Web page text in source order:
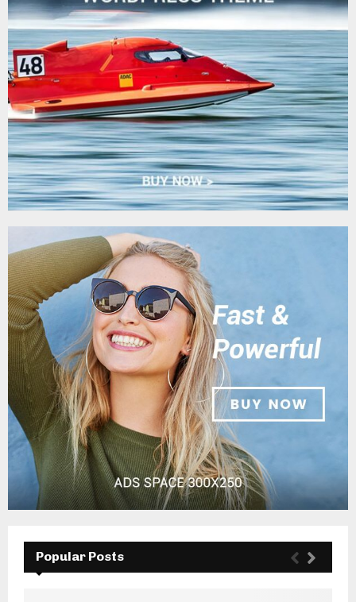
Popular Posts